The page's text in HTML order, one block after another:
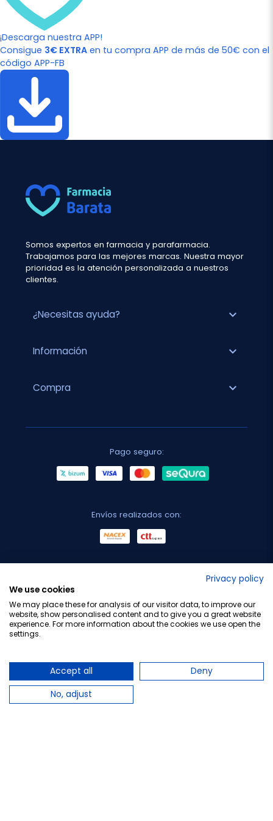
¡Descarga nuestra APP!
Consigue 3€ EXTRA en tu compra APP de más de 50€ con el
código APP-FB
Somos expertos en farmacia y parafarmacia.
Trabajamos para las mejores marcas. Nuestra mayor
prioridad es la atención personalizada a nuestros
clientes.
¿Necesitas ayuda? expand_more
Información expand_more
Compra expand_more
Pago seguro:
Envíos realizados con:
Privacy policy
We use cookies
We may place these for analysis of our visitor data, to improve our
website, show personalised content and to give you a great website
experience. For more information about the cookies we use open the
settings.
Accept all
Deny
No, adjust